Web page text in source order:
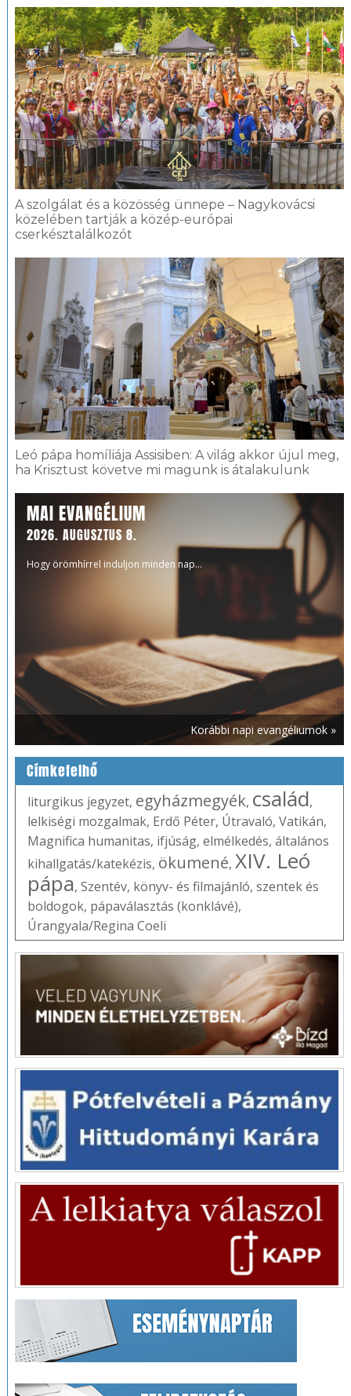
A szolgálat és a közösség ünnepe – Nagykovácsi
közelében tartják a közép-európai
cserkésztalálkozót
Leó pápa homíliája Assisiben: A világ akkor újul meg,
ha Krisztust követve mi magunk is átalakulunk
MAI EVANGÉLIUM
2026. AUGUSZTUS 8.
Hogy örömhírrel induljon minden nap...
Korábbi napi evangéliumok »
Címkefelhő
liturgikus jegyzet, egyházmegyék, család,
lelkiségi mozgalmak, Erdő Péter, Útravaló, Vatikán,
Magnifica humanitas, ifjúság, elmélkedés, általános
kihallgatás/katekézis, ökumené, XIV. Leó
pápa, Szentév, könyv- és filmajánló, szentek és
boldogok, pápaválasztás (konklávé),
Úrangyala/Regina Coeli